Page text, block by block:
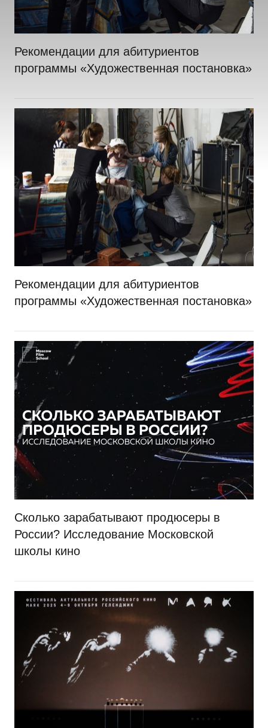
Рекомендации для абитуриентов
программы «Художественная постановка»
Рекомендации для абитуриентов
программы «Художественная постановка»
Сколько зарабатывают продюсеры в
России? Исследование Московской
школы кино